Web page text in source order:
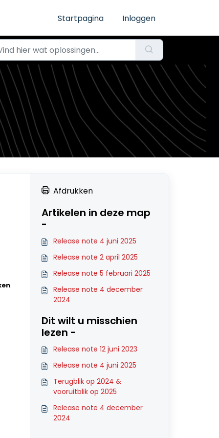
Startpagina Inloggen
.
Afdrukken
Artikelen in deze map
-
Release note 4 juni 2025
Release note 2 april 2025
Release note 5 februari 2025
Release note 4 december
2024
Dit wilt u misschien
lezen -
Release note 12 juni 2023
Release note 4 juni 2025
Terugblik op 2024 &
vooruitblik op 2025
Release note 4 december
2024